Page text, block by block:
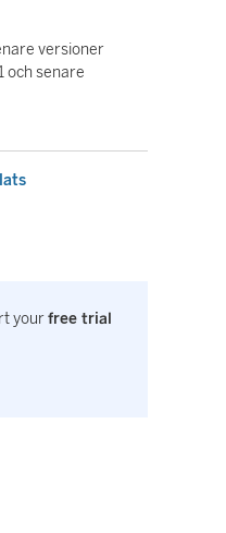
versioner
och senare
yourfree trial